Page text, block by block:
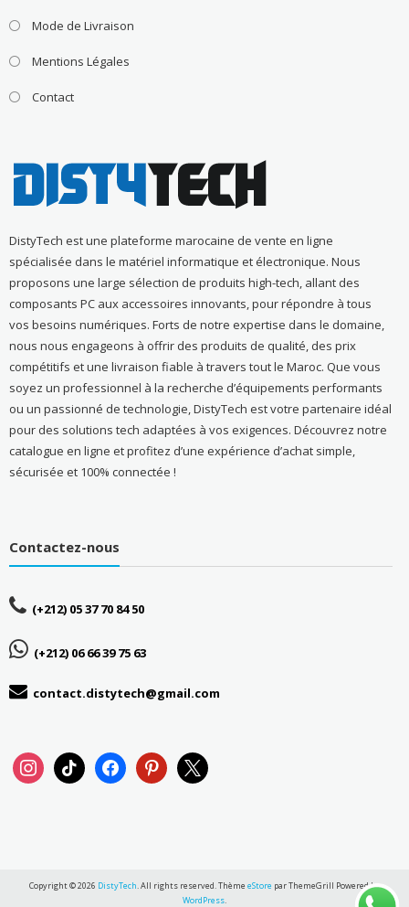
Mode de Livraison
Mentions Légales
Contact
DistyTech est une plateforme marocaine de vente en ligne
spécialisée dans le matériel informatique et électronique. Nous
proposons une large sélection de produits high-tech, allant des
composants PC aux accessoires innovants, pour répondre à tous
vos besoins numériques. Forts de notre expertise dans le domaine,
nous nous engageons à offrir des produits de qualité, des prix
compétitifs et une livraison fiable à travers tout le Maroc. Que vous
soyez un professionnel à la recherche d’équipements performants
ou un passionné de technologie, DistyTech est votre partenaire idéal
pour des solutions tech adaptées à vos exigences. Découvrez notre
catalogue en ligne et profitez d’une expérience d’achat simple,
sécurisée et 100% connectée !
Contactez-nous
(+212) 05 37 70 84 50
(+212) 06 66 39 75 63
contact.distytech@gmail.com
instagramtiktok facebookpinterest
x
Copyright © 2026 DistyTech. All rights reserved. Thème eStore par ThemeGrill Powered by
WordPress.